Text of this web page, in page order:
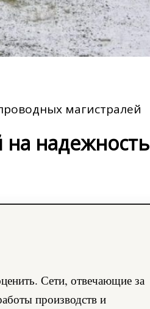
магистралей
надежность
Сети, отвечающие за
производств и